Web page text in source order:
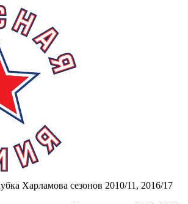
Харламова сезонов 2010/11, 2016/17